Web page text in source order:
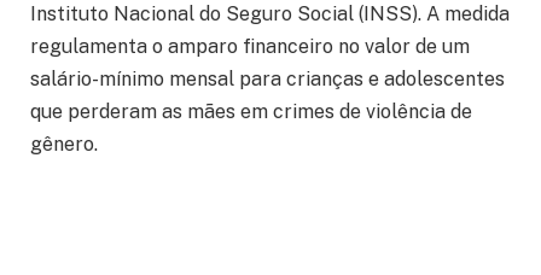
Instituto Nacional do Seguro Social (INSS). A medida
regulamenta o amparo financeiro no valor de um
salário-mínimo mensal para crianças e adolescentes
que perderam as mães em crimes de violência de
gênero.